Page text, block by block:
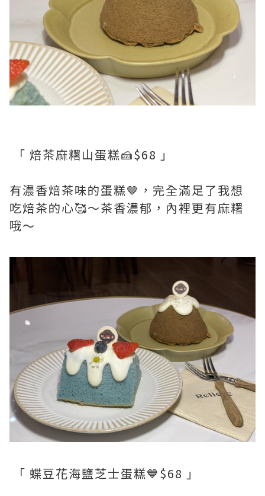
「 焙茶麻糬山蛋糕🍰$68 」
有濃香焙茶味的蛋糕🤎，完全滿足了我想
吃焙茶的心🥰～茶香濃郁，內裡更有麻糬
哦～
「 蝶豆花海鹽芝士蛋糕💙$68 」